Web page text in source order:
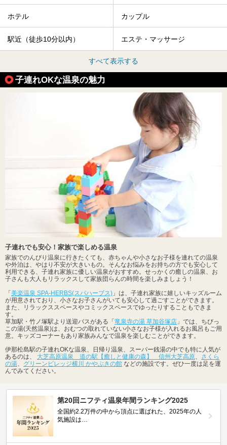
ホテル カップル
駅近（徒歩10分以内） エステ・マッサージ
すべて表示する
子連れOKな温泉の魅力
子連れでも安心！家族で楽しめる温泉
家族でのんびり温泉に行きたくても、赤ちゃんや小さなお子様を連れての温泉
や外泊は、やはり不安が大きいもの。そんなお悩みをお持ちの方でも安心して
利用できる、子連れ家族に優しい温泉がおすすめ。せっかくの癒しの温泉、お
子さんも大人もリラックスして家族団らんの時間を楽しみましょう！
「美楽温泉 SPA-HERBS(スパハーブス) 」は、子連れ家族に嬉しいキッズルーム
が用意されており、小さなお子さんがいても安心して過ごすことができます。
また、リラックススペースやコミックスペースでゆったりすることもできま
す。
草加駅・竹ノ塚駅より送迎バスがある「竜泉寺の湯 草加谷塚店 」では、ちびっ
この湯(天然温泉)は、おむつの取れていない小さなお子様が入れるお風呂もご用
意。キッズコーナーもあり家族みんなで温泉を楽しむことができます。
伊那松島駅の子連れOKな温泉、日帰り温泉、スーパー銭湯の中でも特に人気が
あるのは、 大芝高原温泉 道の駅【癒しと健康の森】 信州大芝高原
さくら
の湯
グリーンビレッジ横川 かやぶきの館 などの施設です。ぜひ一度は足を運
んでみてください。
第20回ニフティ温泉年間ランキング2025
全国約2.2万件の中から頂点に選ばれた、2025年の人
気施設は…